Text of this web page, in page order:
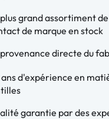
grand assortiment
de marque en stock
provenance directe du
d'expérience en
garantie par des